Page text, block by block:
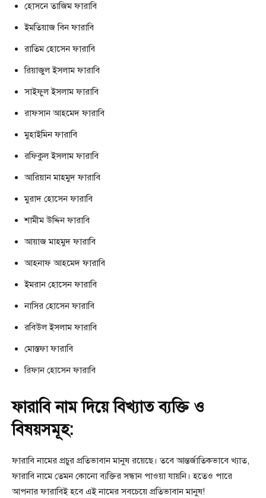
হোসনে তাজিম ফারাবি
ইমতিয়াজ বিন ফারাবি
রাতিম হোসেন ফারাবি
রিয়াজুল ইসলাম ফারাবি
সাইফুল ইসলাম ফারাবি
রাফসান আহমেদ ফারাবি
মুহাইমিন ফারাবি
রফিকুল ইসলাম ফারাবি
আরিয়ান মাহমুদ ফারাবি
মুরাদ হোসেন ফারাবি
শামীম উদ্দিন ফারাবি
আয়াজ মাহমুদ ফারাবি
আহনাফ আহমেদ ফারাবি
ইমরান হোসেন ফারাবি
নাসির হোসেন ফারাবি
রবিউল ইসলাম ফারাবি
মোস্তফা ফারাবি
রিফান হোসেন ফারাবি
ফারাবি নাম দিয়ে বিখ্যাত ব্যক্তি ও
বিষয়সমূহ:
ফারাবি নামের প্রচুর প্রতিভাবান মানুষ রয়েছে। তবে আন্তর্জাতিকভাবে খ্যাত,
ফারাবি নামে তেমন কোনো ব্যক্তির সন্ধান পাওয়া যায়নি। হতেও পারে
আপনার ফারাবিই হবে এই নামের সবচেয়ে প্রতিভাবান মানুষ!